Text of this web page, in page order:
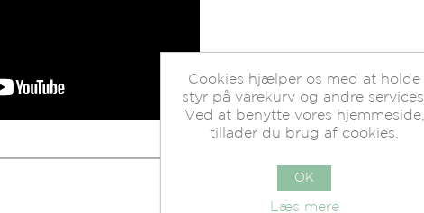
Cookies hjælper os med at holde
styr på varekurv og andre services.
Ved at benytte vores hjemmeside,
tillader du brug af cookies.
OK
Læs mere